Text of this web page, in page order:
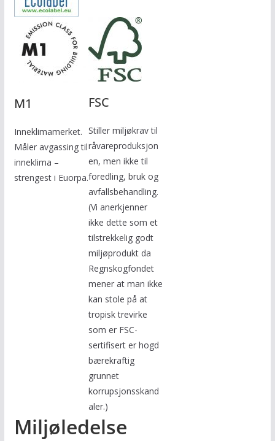
M1
Inneklimamerket.
Måler avgassing til
inneklima –
strengest i Euorpa.
FSC
Stiller miljøkrav til
råvareproduksjon
en, men ikke til
foredling, bruk og
avfallsbehandling.
(Vi anerkjenner
ikke dette som et
tilstrekkelig godt
miljøprodukt da
Regnskogfondet
mener at man ikke
kan stole på at
tropisk trevirke
som er FSC-
sertifisert er hogd
bærekraftig
grunnet
korrupsjonsskand
aler.)
Miljøledelse